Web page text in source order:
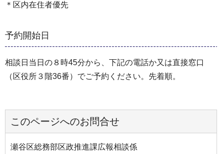
＊区内在住者優先
予約開始日
相談日当日の８時45分から、下記の電話か又は直接窓口
（区役所３階36番）でご予約ください。先着順。
このページへのお問合せ
瀬谷区総務部区政推進課広報相談係